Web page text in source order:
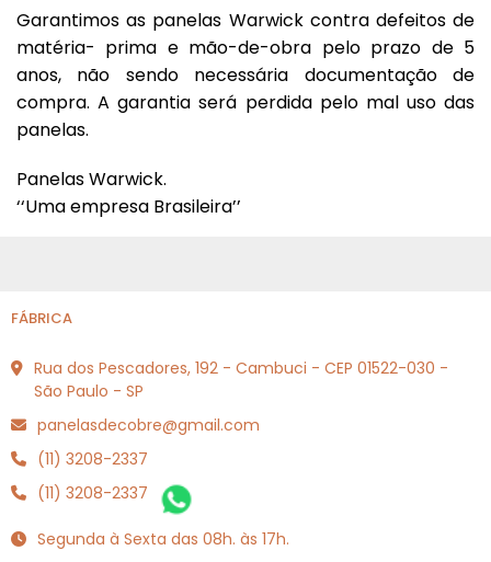
Garantimos as panelas Warwick contra defeitos de
matéria- prima e mão-de-obra pelo prazo de 5
anos, não sendo necessária documentação de
compra. A garantia será perdida pelo mal uso das
panelas.
Panelas Warwick.
‘‘Uma empresa Brasileira’’
FÁBRICA
Rua dos Pescadores, 192 - Cambuci - CEP 01522-030 -
São Paulo - SP
panelasdecobre@gmail.com
(11) 3208-2337
(11) 3208-2337
Segunda à Sexta das 08h. às 17h.